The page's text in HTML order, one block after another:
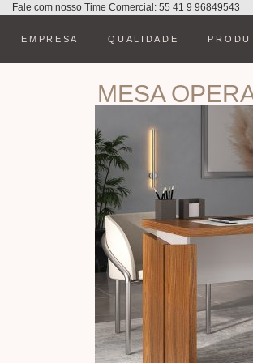
Fale com nosso Time Comercial: 55 41 9 96849543
EMPRESA QUALIDADE
MESA